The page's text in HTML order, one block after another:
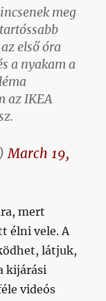
meg
első óra
a nyakam a
az IKEA
March 19,
mert
élni vele. A
látjuk,
kijárási
videós